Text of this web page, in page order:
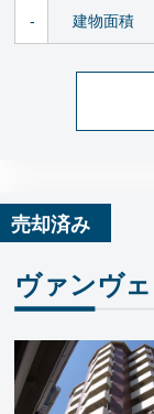
- 建物面積
売却済み
ヴァンヴ